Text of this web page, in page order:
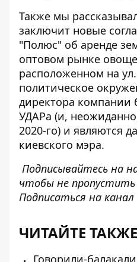
Также мы
заключит новые
"Полюс" об аренде
оптовом рынке
расположенном на ул.
политическое
директора компании
УДАРа (и,
2020-го) и являются
киевского мэра.
Подписывайтесь на
чтобы не
Подписаться на
ЧИТАЙТЕ
Говорили-